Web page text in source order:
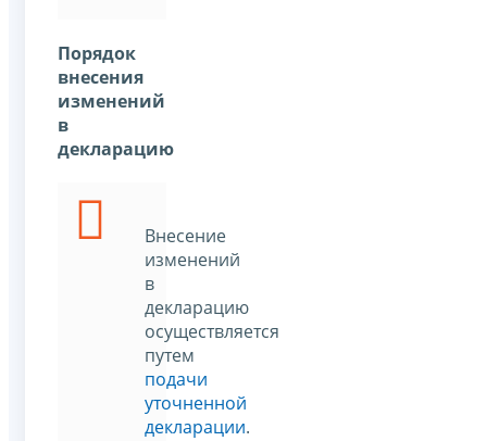
Порядок
внесения
изменений
в
декларацию
Внесение
изменений
в
декларацию
осуществляется
путем
подачи
уточненной
декларации.